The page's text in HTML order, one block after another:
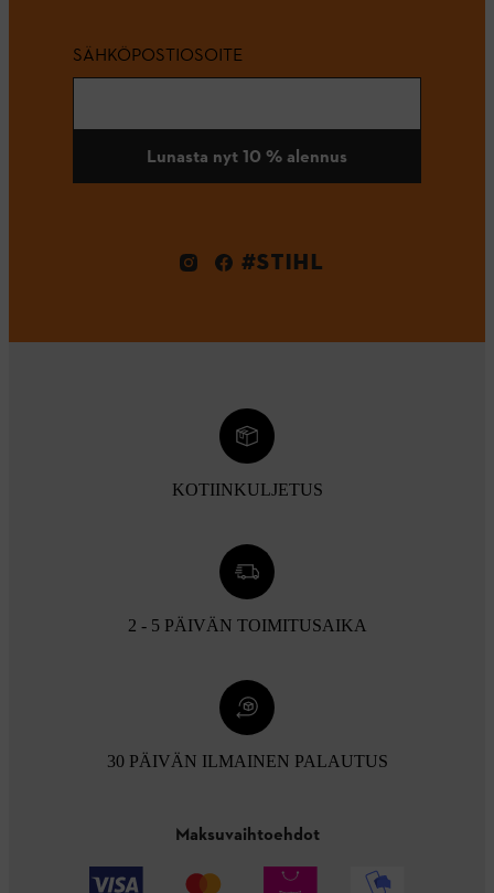
SÄHKÖPOSTIOSOITE
Lunasta nyt 10 % alennus
#STIHL
KOTIINKULJETUS
2 - 5 PÄIVÄN TOIMITUSAIKA
30 PÄIVÄN ILMAINEN PALAUTUS
Maksuvaihtoehdot